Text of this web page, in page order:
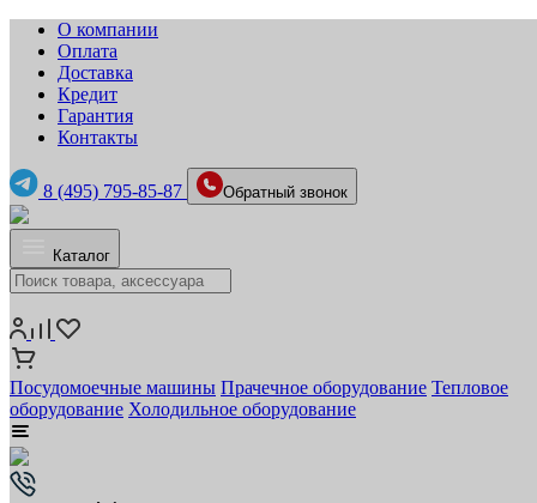
О компании
Оплата
Доставка
Кредит
Гарантия
Контакты
8 (495) 795-85-87 Обратный звонок
Каталог
Посудомоечные машины Прачечное оборудование Тепловое
оборудование Холодильное оборудование